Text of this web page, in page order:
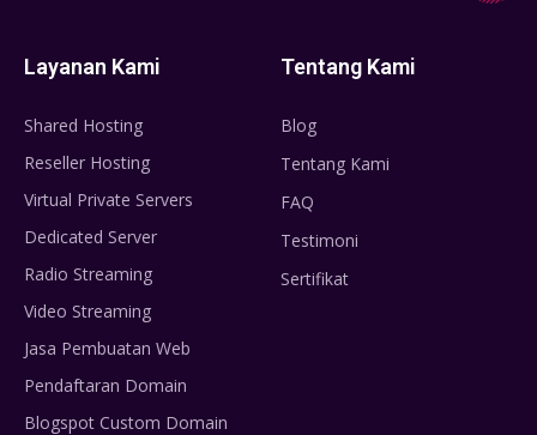
Layanan Kami
Shared Hosting
Reseller Hosting
Virtual Private Servers
Dedicated Server
Radio Streaming
Video Streaming
Jasa Pembuatan Web
Pendaftaran Domain
Blogspot Custom Domain
Tentang Kami
Blog
Tentang Kami
FAQ
Testimoni
Sertifikat